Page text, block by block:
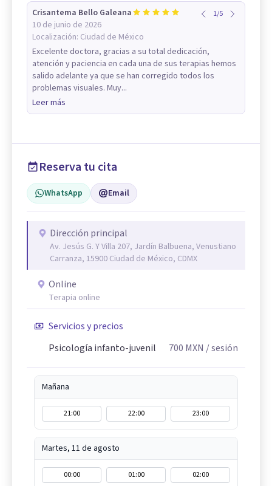
Crisantema Bello Galeana
10 de junio de 2026
Localización: Ciudad de México
1/5
Excelente doctora, gracias a su total dedicación,
atención y paciencia en cada una de sus terapias hemos
salido adelante ya que se han corregido todos los
problemas visuales. Muy...
Leer más
Reserva tu cita
WhatsApp Email
Dirección principal
Av. Jesús G. Y Villa 207, Jardín Balbuena, Venustiano
Carranza, 15900 Ciudad de México, CDMX
Online
Terapia online
Servicios y precios
Psicología infanto-juvenil
700 MXN / sesión
Mañana
21:00 22:00 23:00
Martes, 11 de agosto
00:00 01:00 02:00